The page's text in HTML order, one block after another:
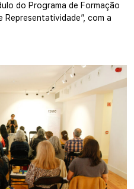
do Programa de Formação
Representatividade”, com a